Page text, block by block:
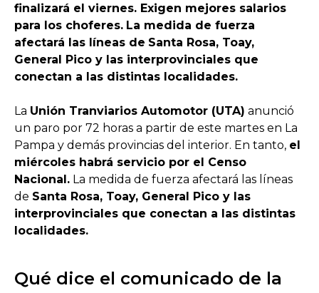
finalizará el viernes. Exigen mejores salarios
para los choferes. La medida de fuerza
afectará las líneas de Santa Rosa, Toay,
General Pico y las interprovinciales que
conectan a las distintas localidades.
La Unión Tranviarios Automotor (UTA) anunció
un paro por 72 horas a partir de este martes en La
Pampa y demás provincias del interior. En tanto, el
miércoles habrá servicio por el Censo
Nacional. La medida de fuerza afectará las líneas
de Santa Rosa, Toay, General Pico y las
interprovinciales que conectan a las distintas
localidades.
Qué dice el comunicado de la